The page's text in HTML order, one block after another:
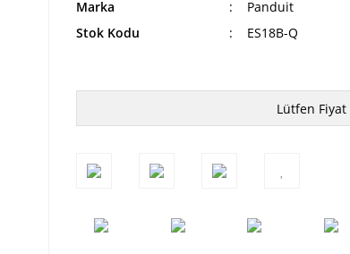
Marka
Panduit
Stok Kodu
ES18B-Q
Lütfen Fiyat